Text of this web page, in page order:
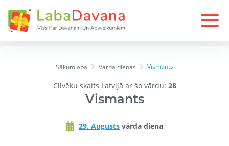
Sākumlapa Varda dienas Vismants
Cilvēku skaits Latvijā ar šo vārdu: 28
Vismants
29. Augusts vārda diena